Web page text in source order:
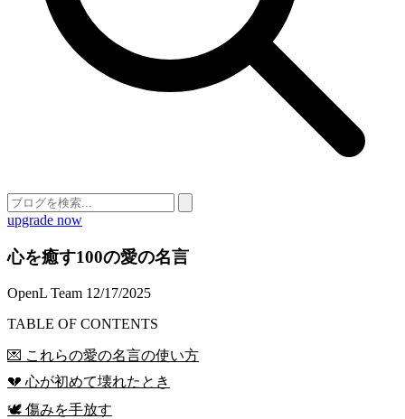
upgrade now
心を癒す100の愛の名言
OpenL Team 12/17/2025
TABLE OF CONTENTS
💌 これらの愛の名言の使い方
💔 心が初めて壊れたとき
🕊️ 傷みを手放す